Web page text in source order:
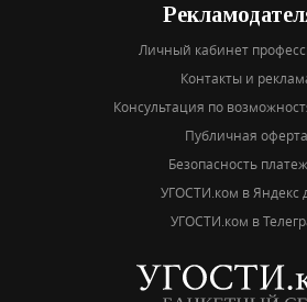
Личный кабинет
Контакты и
Консультация по
Публичная оферта
Безопасность
УГОСТИ.ком в Яндекс
УГОСТИ.ком в